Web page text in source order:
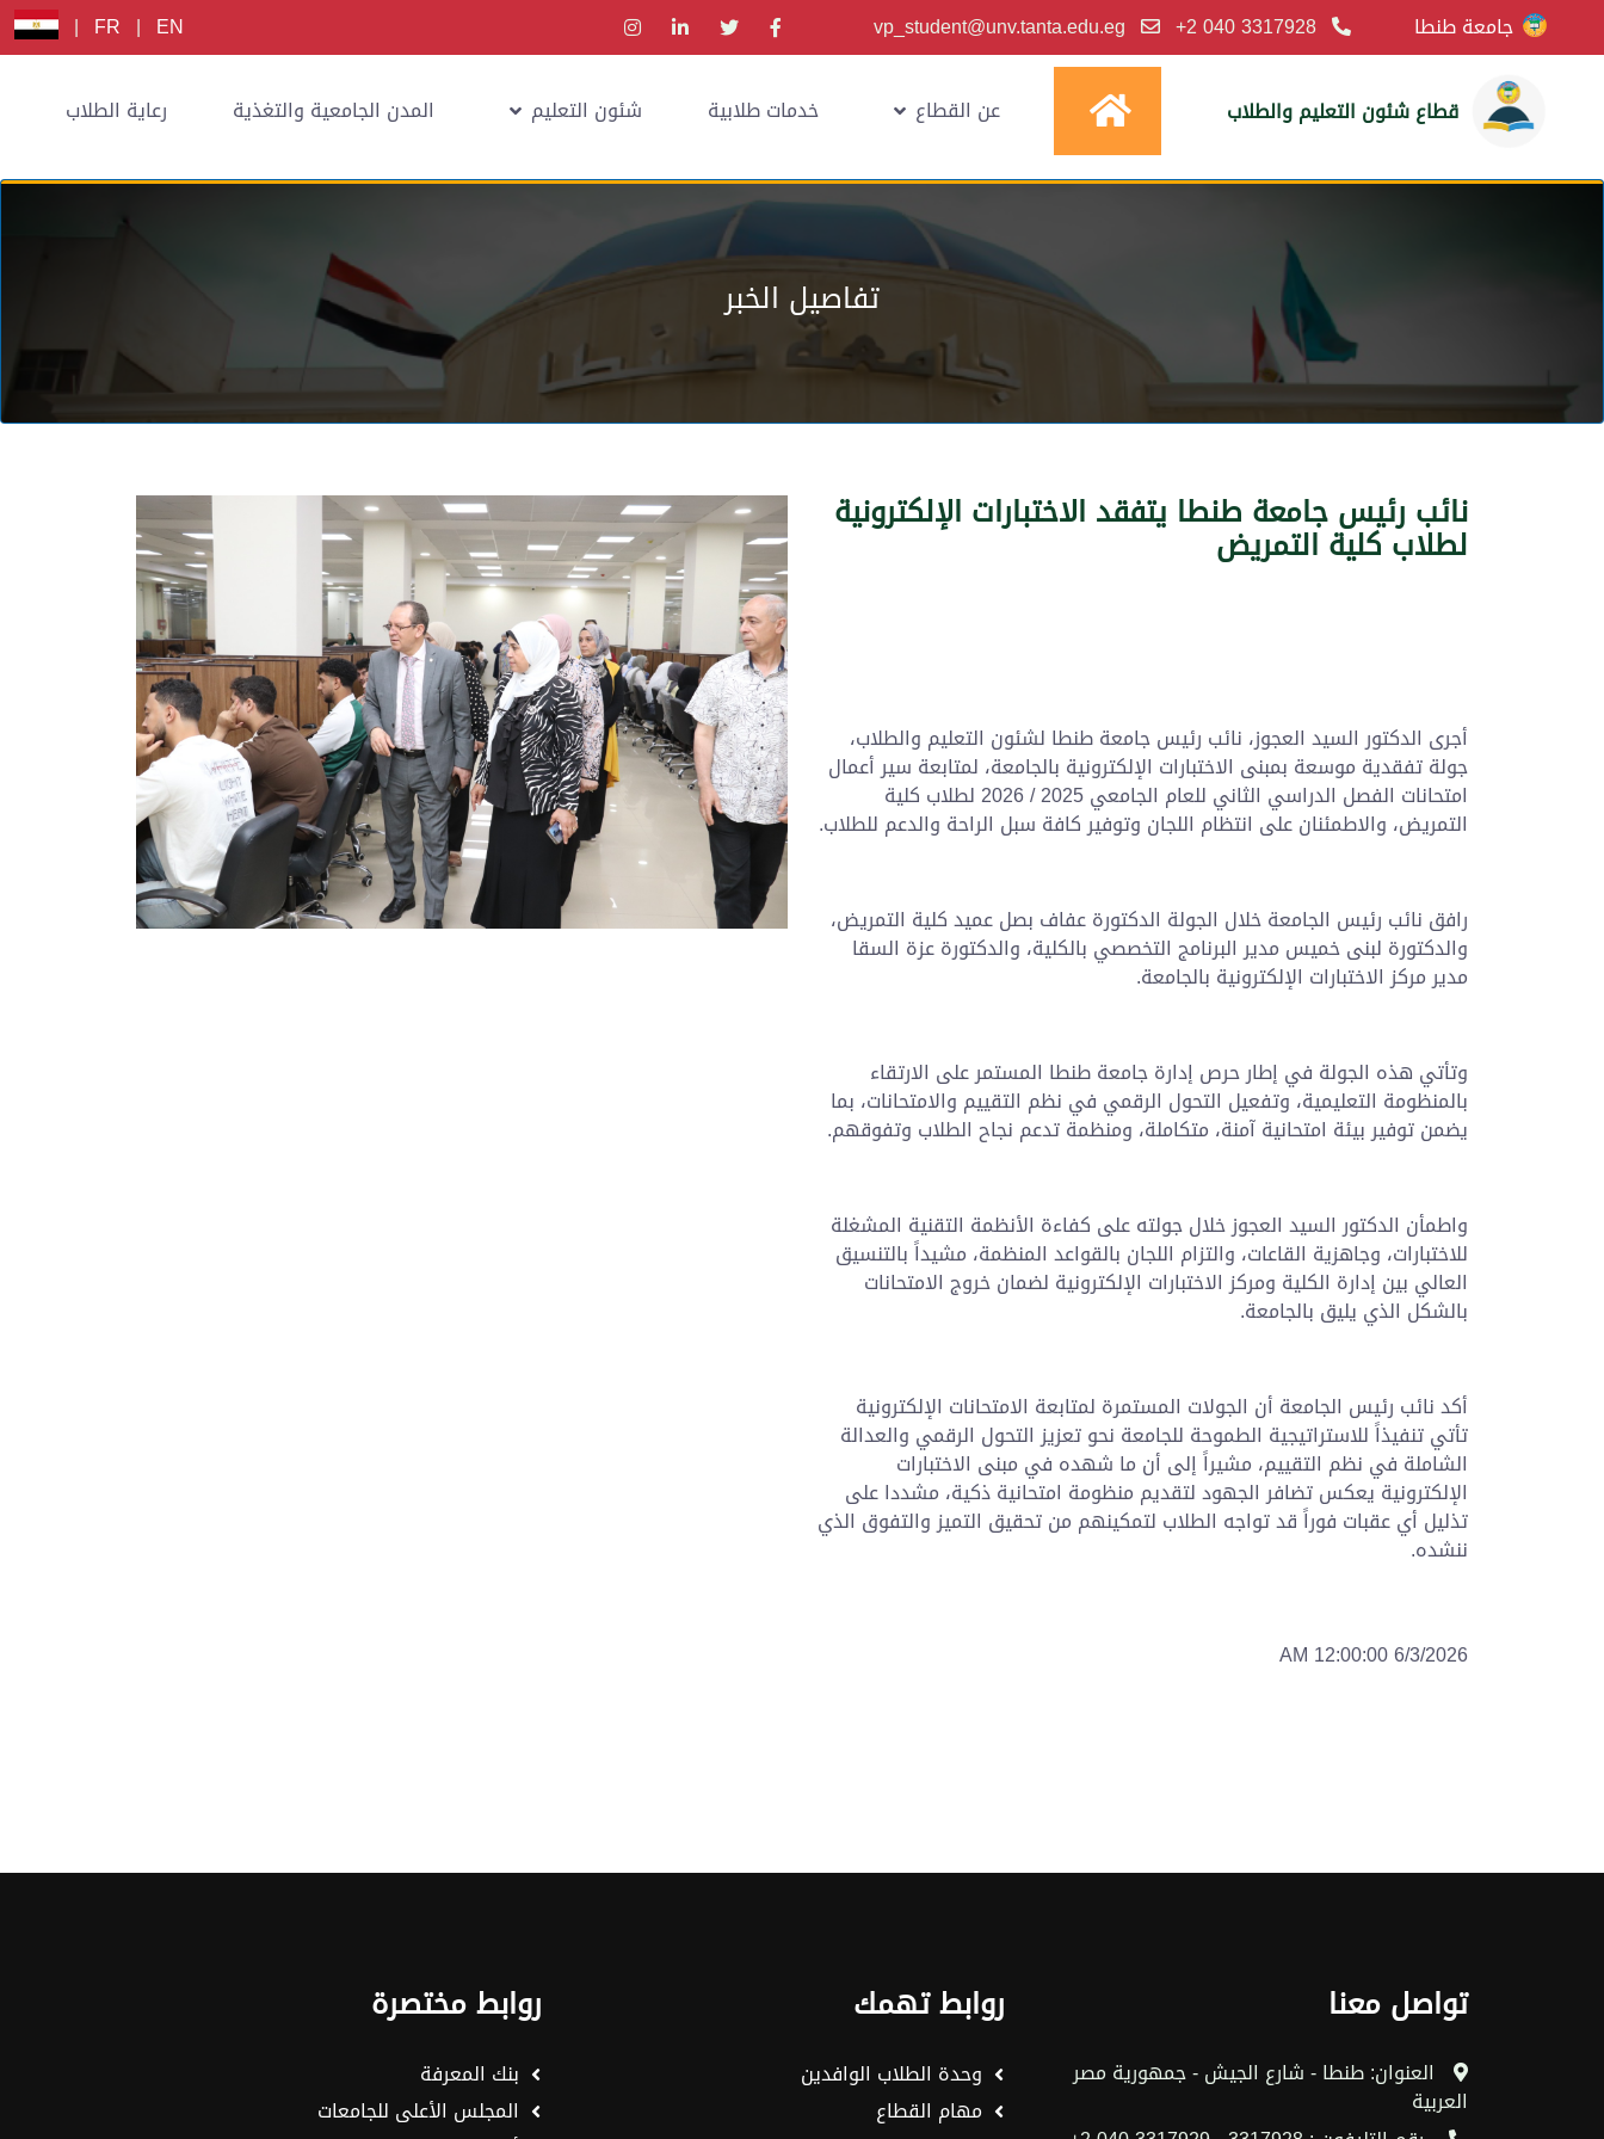
جامعة طنطا 3317928 040 2+
vp_student@unv.tanta.edu.eg
EN
|
FR
|
قطاع شئون التعليم والطلاب عن القطاع خدمات طلابية شئون التعليم المدن الجامعية والتغذية رعاية الطلاب
تفاصيل الخبر
نائب رئيس جامعة طنطا يتفقد الاختبارات الإلكترونية
لطلاب كلية التمريض
أجرى الدكتور السيد العجوز، نائب رئيس جامعة طنطا لشئون التعليم والطلاب،
جولة تفقدية موسعة بمبنى الاختبارات الإلكترونية بالجامعة، لمتابعة سير أعمال
امتحانات الفصل الدراسي الثاني للعام الجامعي 2025 / 2026 لطلاب كلية
التمريض، والاطمئنان على انتظام اللجان وتوفير كافة سبل الراحة والدعم للطلاب.
رافق نائب رئيس الجامعة خلال الجولة الدكتورة عفاف بصل عميد كلية التمريض،
والدكتورة لبنى خميس مدير البرنامج التخصصي بالكلية، والدكتورة عزة السقا
مدير مركز الاختبارات الإلكترونية بالجامعة.
وتأتي هذه الجولة في إطار حرص إدارة جامعة طنطا المستمر على الارتقاء
بالمنظومة التعليمية، وتفعيل التحول الرقمي في نظم التقييم والامتحانات، بما
يضمن توفير بيئة امتحانية آمنة، متكاملة، ومنظمة تدعم نجاح الطلاب وتفوقهم.
واطمأن الدكتور السيد العجوز خلال جولته على كفاءة الأنظمة التقنية المشغلة
للاختبارات، وجاهزية القاعات، والتزام اللجان بالقواعد المنظمة، مشيداً بالتنسيق
العالي بين إدارة الكلية ومركز الاختبارات الإلكترونية لضمان خروج الامتحانات
بالشكل الذي يليق بالجامعة.
أكد نائب رئيس الجامعة أن الجولات المستمرة لمتابعة الامتحانات الإلكترونية
تأتي تنفيذاً للاستراتيجية الطموحة للجامعة نحو تعزيز التحول الرقمي والعدالة
الشاملة في نظم التقييم، مشيراً إلى أن ما شهده في مبنى الاختبارات
الإلكترونية يعكس تضافر الجهود لتقديم منظومة امتحانية ذكية، مشددا على
تذليل أي عقبات فوراً قد تواجه الطلاب لتمكينهم من تحقيق التميز والتفوق الذي
ننشده.
6/3/2026 12:00:00 AM
تواصل معنا
العنوان: طنطا - شارع الجيش - جمهورية مصر
العربية
روابط تهمك
وحدة الطلاب الوافدين
مهام القطاع
روابط مختصرة
بنك المعرفة
المجلس الأعلى للجامعات